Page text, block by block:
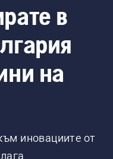
в
на
иновациите от